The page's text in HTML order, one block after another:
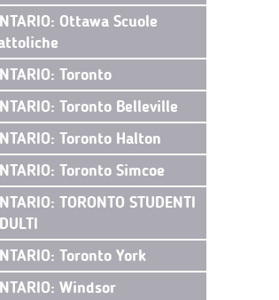
Ottawa Scuole
Toronto
Toronto Belleville
Toronto Halton
Toronto Simcoe
TORONTO STUDENTI
Toronto York
Windsor